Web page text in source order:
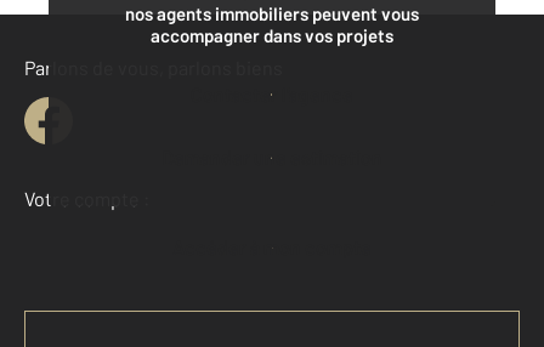
nos agents immobiliers peuvent vous
accompagner dans vos projets
Contacter l'agence
Demander une estimation
Parlons de vous, parlons biens
Votre compte :
Accéder à mon compte